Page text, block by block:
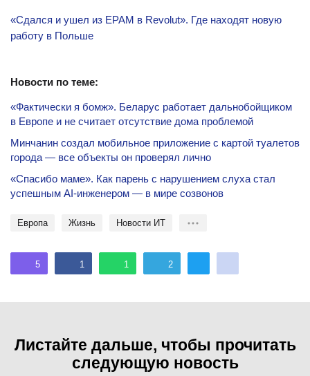
«Сдался и ушел из EPAM в Revolut». Где находят новую
работу в Польше
Новости по теме:
«Фактически я бомж». Беларус работает дальнобойщиком
в Европе и не считает отсутствие дома проблемой
Минчанин создал мобильное приложение с картой туалетов
города — все объекты он проверял лично
«Спасибо маме». Как парень с нарушением слуха стал
успешным AI-инженером — в мире созвонов
Европа жизнь новости ИТ
5 1 1 2
Листайте дальше, чтобы прочитать
следующую новость